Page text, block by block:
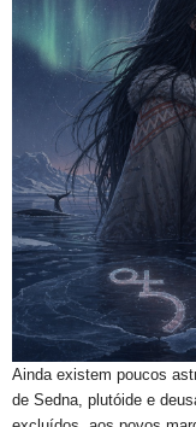
Ainda existem poucos
de Sedna, plutóide e